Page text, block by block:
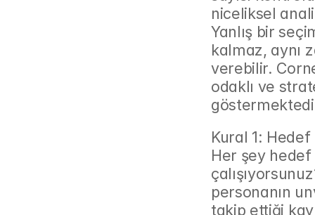
niceliksel
Yanlış bir
kalmaz, aynı
verebilir.
odaklı ve
Kural 1:
Her şey
personanın
takip ettiği